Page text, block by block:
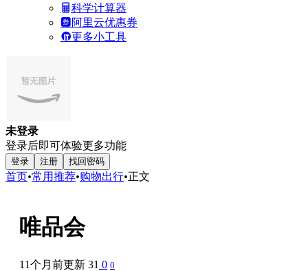
科学计算器
阿里云优惠券
更多小工具
未登录
登录后即可体验更多功能
登录 注册 找回密码
首页•常用推荐•购物出行•正文
唯品会
11个月前更新 31 0 0